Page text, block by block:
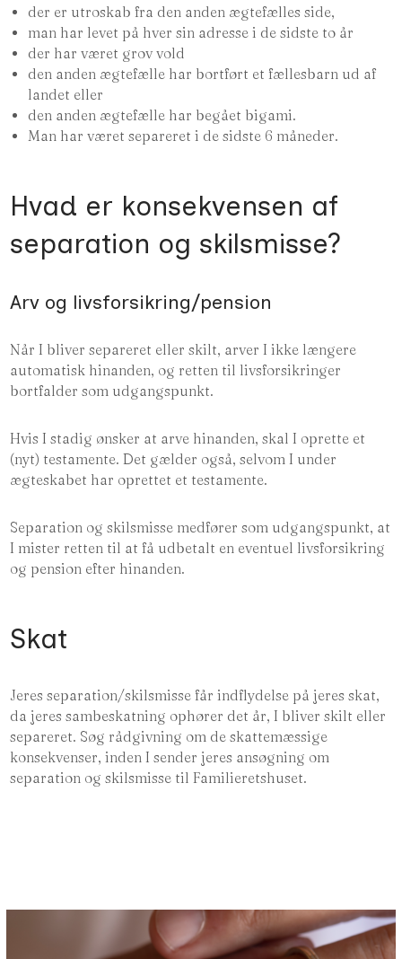
der er utroskab fra den anden ægtefælles side,
man har levet på hver sin adresse i de sidste to år
der har været grov vold
den anden ægtefælle har bortført et fællesbarn ud af
landet eller
den anden ægtefælle har begået bigami.
Man har været separeret i de sidste 6 måneder.
Hvad er konsekvensen af
separation og skilsmisse?
Arv og livsforsikring/pension
Når I bliver separeret eller skilt, arver I ikke længere
automatisk hinanden, og retten til livsforsikringer
bortfalder som udgangspunkt.
Hvis I stadig ønsker at arve hinanden, skal I oprette et
(nyt) testamente. Det gælder også, selvom I under
ægteskabet har oprettet et testamente.
Separation og skilsmisse medfører som udgangspunkt, at
I mister retten til at få udbetalt en eventuel livsforsikring
og pension efter hinanden.
Skat
Jeres separation/skilsmisse får indflydelse på jeres skat,
da jeres sambeskatning ophører det år, I bliver skilt eller
separeret. Søg rådgivning om de skattemæssige
konsekvenser, inden I sender jeres ansøgning om
separation og skilsmisse til Familieretshuset.